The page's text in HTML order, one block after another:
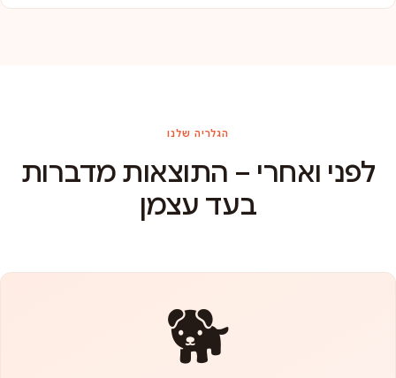
הגלריה שלנו
לפני ואחרי – התוצאות מדברות
בעד עצמן
🐕